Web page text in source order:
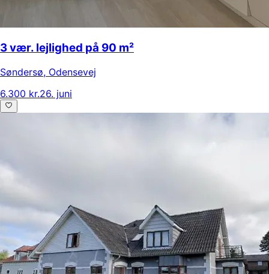
3 vær. lejlighed på 90 m²
Søndersø, Odensevej
6.300 kr.26. juni